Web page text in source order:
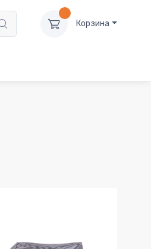
Корзина